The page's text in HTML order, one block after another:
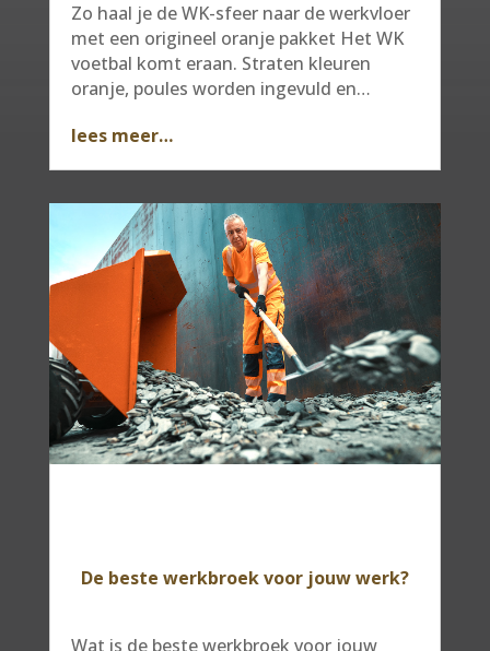
Zo haal je de WK-sfeer naar de werkvloer
met een origineel oranje pakket Het WK
voetbal komt eraan. Straten kleuren
oranje, poules worden ingevuld en…
lees meer…
De beste werkbroek voor jouw werk?
Wat is de beste werkbroek voor jouw